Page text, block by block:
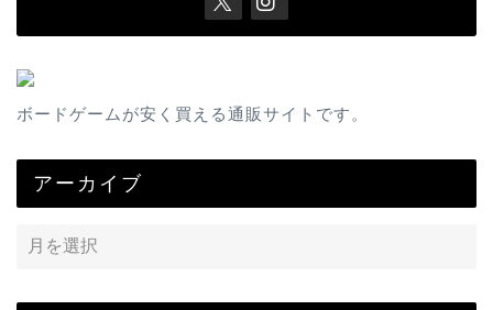
ボードゲームが安く買える通販サイトです。
アーカイブ